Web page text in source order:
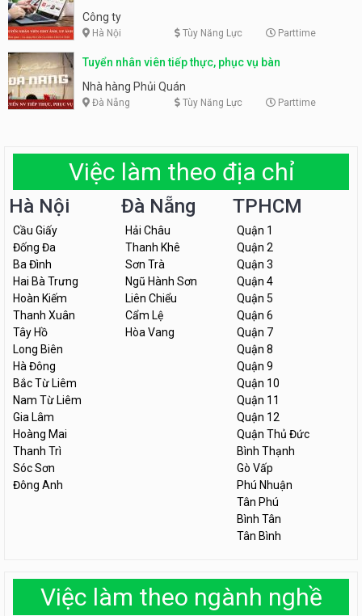
Công ty
Hà Nội Tùy Năng Lực Parttime
Tuyển nhân viên tiếp thực, phục vụ bàn
Nhà hàng Phủi Quán
Đà Nẵng Tùy Năng Lực Parttime
Việc làm theo địa chỉ
Hà Nội
Cầu Giấy
Đống Đa
Ba Đình
Hai Bà Trưng
Hoàn Kiếm
Thanh Xuân
Tây Hồ
Long Biên
Hà Đông
Bắc Từ Liêm
Nam Từ Liêm
Gia Lâm
Hoàng Mai
Thanh Trì
Sóc Sơn
Đông Anh
Đà Nẵng
Hải Châu
Thanh Khê
Sơn Trà
Ngũ Hành Sơn
Liên Chiểu
Cẩm Lệ
Hòa Vang
TPHCM
Quận 1
Quận 2
Quận 3
Quận 4
Quận 5
Quận 6
Quận 7
Quận 8
Quận 9
Quận 10
Quận 11
Quận 12
Quận Thủ Đức
Bình Thạnh
Gò Vấp
Phú Nhuận
Tân Phú
Bình Tân
Tân Bình
Việc làm theo ngành nghề